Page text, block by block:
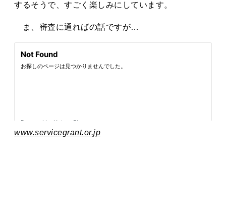
するそうで、すごく楽しみにしています。
ま、審査に通ればの話ですが…
www.servicegrant.or.jp